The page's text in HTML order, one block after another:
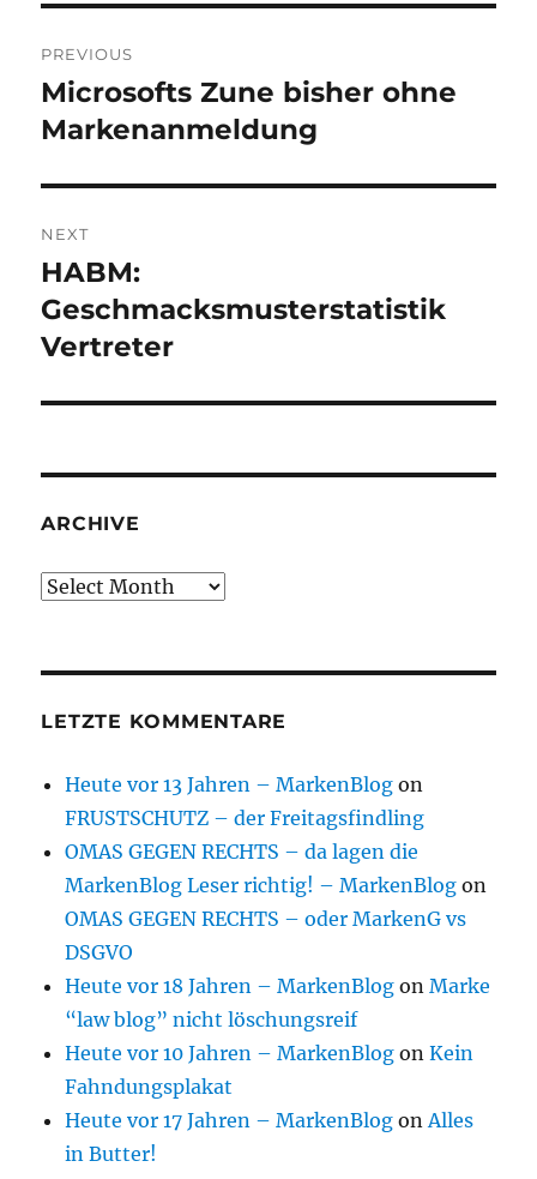
navigation
PREVIOUS
Previous
post:
Microsofts Zune bisher ohne
Markenanmeldung
NEXT
Next
post:
HABM:
Geschmacksmusterstatistik
Vertreter
ARCHIVE
Archive
LETZTE KOMMENTARE
Heute vor 13 Jahren – MarkenBlog on
FRUSTSCHUTZ – der Freitagsfindling
OMAS GEGEN RECHTS – da lagen die
MarkenBlog Leser richtig! – MarkenBlog on
OMAS GEGEN RECHTS – oder MarkenG vs
DSGVO
Heute vor 18 Jahren – MarkenBlog onMarke
“law blog” nicht löschungsreif
Heute vor 10 Jahren – MarkenBlog onKein
Fahndungsplakat
Heute vor 17 Jahren – MarkenBlog onAlles
in Butter!